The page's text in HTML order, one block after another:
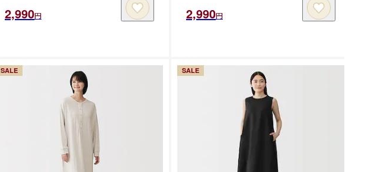
2,990円 2,990円
SALE SALE